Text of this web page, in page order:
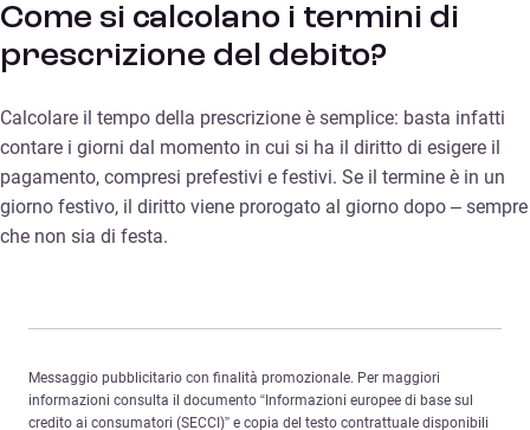
Come si calcolano i termini di
prescrizione del debito?
Calcolare il tempo della prescrizione è semplice: basta infatti
contare i giorni dal momento in cui si ha il diritto di esigere il
pagamento, compresi prefestivi e festivi. Se il termine è in un
giorno festivo, il diritto viene prorogato al giorno dopo – sempre
che non sia di festa.
Messaggio pubblicitario con finalità promozionale. Per maggiori
informazioni consulta il documento “Informazioni europee di base sul
credito ai consumatori (SECCI)” e copia del testo contrattuale disponibili